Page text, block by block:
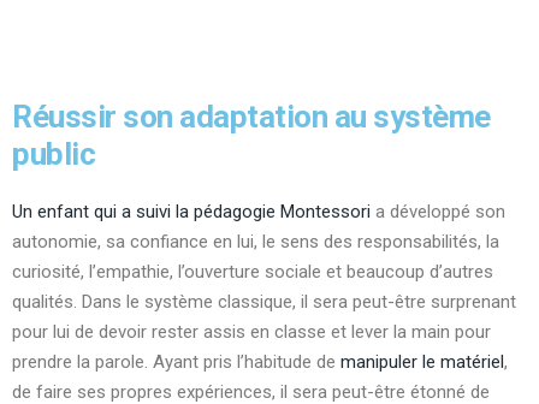
Réussir son adaptation au système
public
Un enfant qui a suivi la pédagogie Montessori a développé son
autonomie, sa confiance en lui, le sens des responsabilités, la
curiosité, l’empathie, l’ouverture sociale et beaucoup d’autres
qualités. Dans le système classique, il sera peut-être surprenant
pour lui de devoir rester assis en classe et lever la main pour
prendre la parole. Ayant pris l’habitude de manipuler le matériel,
de faire ses propres expériences, il sera peut-être étonné de